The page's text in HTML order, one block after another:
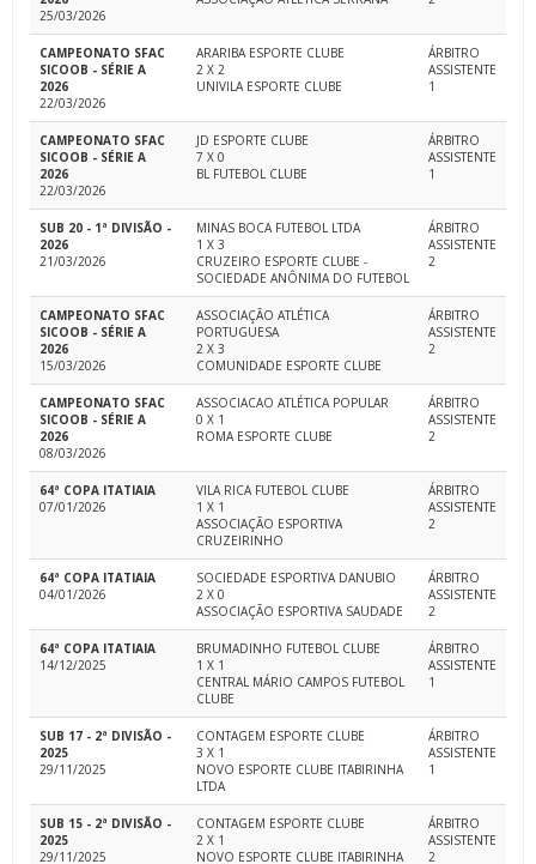
25/03/2026
CAMPEONATO SFAC
SICOOB - SÉRIE A
2026
22/03/2026
ARARIBA ESPORTE CLUBE
2 X 2
UNIVILA ESPORTE CLUBE
ÁRBITRO
ASSISTENTE
1
CAMPEONATO SFAC
SICOOB - SÉRIE A
2026
22/03/2026
JD ESPORTE CLUBE
7 X 0
BL FUTEBOL CLUBE
ÁRBITRO
ASSISTENTE
1
SUB 20 - 1ª DIVISÃO -
2026
21/03/2026
MINAS BOCA FUTEBOL LTDA
1 X 3
CRUZEIRO ESPORTE CLUBE -
SOCIEDADE ANÔNIMA DO FUTEBOL
ÁRBITRO
ASSISTENTE
2
CAMPEONATO SFAC
SICOOB - SÉRIE A
2026
15/03/2026
ASSOCIAÇÃO ATLÉTICA
PORTUGUESA
2 X 3
COMUNIDADE ESPORTE CLUBE
ÁRBITRO
ASSISTENTE
2
CAMPEONATO SFAC
SICOOB - SÉRIE A
2026
08/03/2026
ASSOCIACAO ATLÉTICA POPULAR
0 X 1
ROMA ESPORTE CLUBE
ÁRBITRO
ASSISTENTE
2
64ª COPA ITATIAIA
07/01/2026
VILA RICA FUTEBOL CLUBE
1 X 1
ASSOCIAÇÃO ESPORTIVA
CRUZEIRINHO
ÁRBITRO
ASSISTENTE
2
64ª COPA ITATIAIA
04/01/2026
SOCIEDADE ESPORTIVA DANUBIO
2 X 0
ASSOCIAÇÃO ESPORTIVA SAUDADE
ÁRBITRO
ASSISTENTE
2
64ª COPA ITATIAIA
14/12/2025
BRUMADINHO FUTEBOL CLUBE
1 X 1
CENTRAL MÁRIO CAMPOS FUTEBOL
CLUBE
ÁRBITRO
ASSISTENTE
1
SUB 17 - 2ª DIVISÃO -
2025
29/11/2025
CONTAGEM ESPORTE CLUBE
3 X 1
NOVO ESPORTE CLUBE ITABIRINHA
LTDA
ÁRBITRO
ASSISTENTE
1
SUB 15 - 2ª DIVISÃO -
2025
29/11/2025
CONTAGEM ESPORTE CLUBE
2 X 1
NOVO ESPORTE CLUBE ITABIRINHA
ÁRBITRO
ASSISTENTE
2